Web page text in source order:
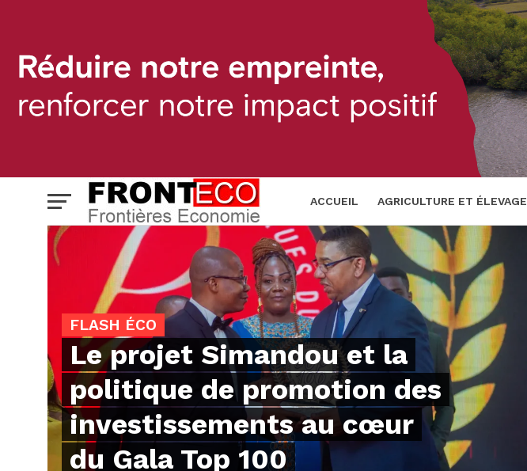
ACCUEIL AGRICULTURE ET ÉLEVAGE
BANQUE ET FINANCES
FLASH ÉCO
Le projet Simandou et la
politique de promotion des
investissements au cœur
du Gala Top 100